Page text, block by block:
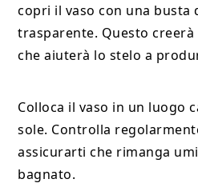
copri il vaso con una busta
trasparente. Questo
che aiuterà lo stelo a
Colloca il vaso in un luogo
sole. Controlla
assicurarti che rimanga
bagnato.